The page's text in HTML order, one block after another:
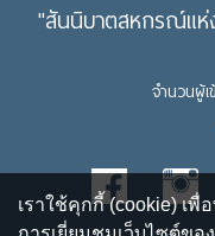
"สันนิบาตสหกรณ์แห่
จำนวนผู้เ
เราใช้คุกกี้ (cookie) เ